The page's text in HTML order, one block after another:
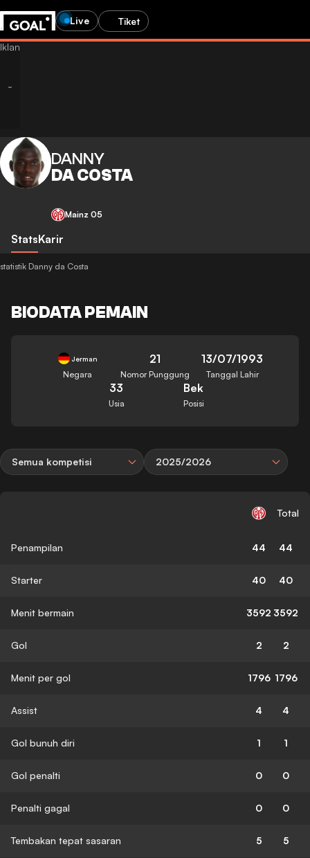
Live Tiket
DANNY
DA COSTA
Mainz 05
StatsKarir
statistik Danny da Costa
BIODATA PEMAIN
Jerman
Negara
21
Nomor Punggung
13/07/1993
Tanggal Lahir
33
Usia
Bek
Posisi
Semua kompetisi 2025/2026
Total
Penampilan 44 44
Starter 40 40
Menit bermain 3592 3592
Gol 2 2
Menit per gol 1796 1796
Assist 4 4
Gol bunuh diri 1 1
Gol penalti 0 0
Penalti gagal 0 0
Tembakan tepat sasaran 5 5